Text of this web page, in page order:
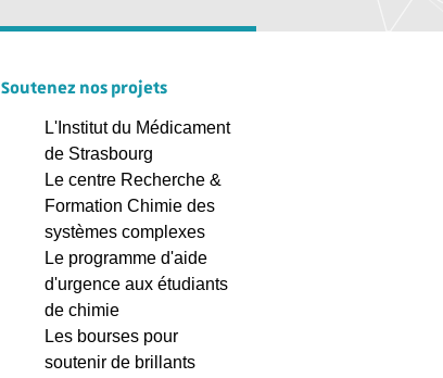
Soutenez nos projets
L'Institut du Médicament
de Strasbourg
Le centre Recherche &
Formation Chimie des
systèmes complexes
Le programme d'aide
d'urgence aux étudiants
de chimie
Les bourses pour
soutenir de brillants